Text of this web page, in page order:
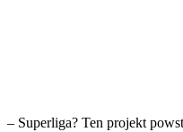
– Superliga? Ten projekt